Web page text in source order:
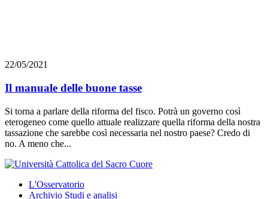
22/05/2021
Il manuale delle buone tasse
Si torna a parlare della riforma del fisco. Potrà un governo così
eterogeneo come quello attuale realizzare quella riforma della nostra
tassazione che sarebbe così necessaria nel nostro paese? Credo di
no. A meno che...
L'Osservatorio
Archivio Studi e analisi